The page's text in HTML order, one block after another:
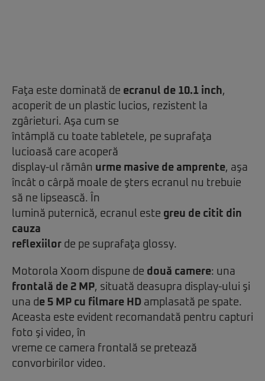
Faţa este dominată de ecranul de 10.1 inch,
acoperit de un plastic lucios, rezistent la
zgârieturi. Aşa cum se
întâmplă cu toate tabletele, pe suprafaţa
lucioasă care acoperă
display-ul rămân urme masive de amprente, aşa
încât o cârpă moale de şters ecranul nu trebuie
să ne lipsească. În
lumină puternică, ecranul este greu de citit din
cauza
reflexiilor de pe suprafaţa glossy.
Motorola Xoom dispune de două camere: una
frontală de 2 MP, situată deasupra display-ului şi
una de 5 MP cu filmare HD amplasată pe spate.
Aceasta este evident recomandată pentru capturi
foto şi video, în
vreme ce camera frontală se pretează
convorbirilor video.